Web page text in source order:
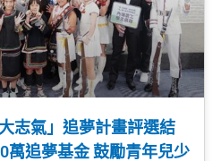
志氣」追夢計畫評選結
追夢基金 鼓勵青年兒少